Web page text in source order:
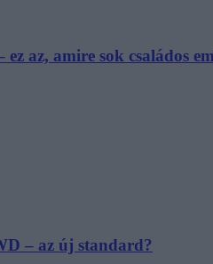
az, amire sok családos
– az új standard?